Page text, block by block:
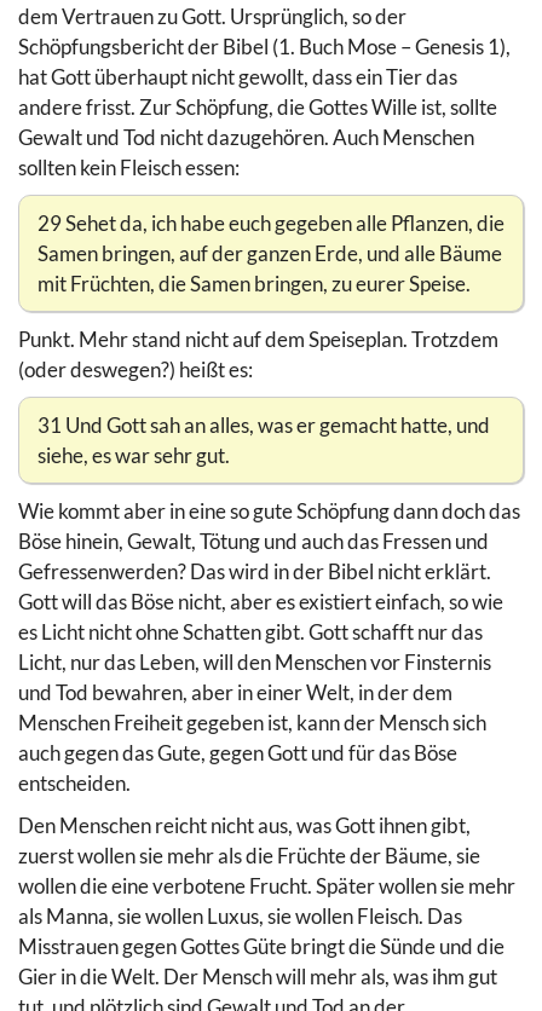
dem Vertrauen zu Gott. Ursprünglich, so der
Schöpfungsbericht der Bibel (1. Buch Mose – Genesis 1),
hat Gott überhaupt nicht gewollt, dass ein Tier das
andere frisst. Zur Schöpfung, die Gottes Wille ist, sollte
Gewalt und Tod nicht dazugehören. Auch Menschen
sollten kein Fleisch essen:
29 Sehet da, ich habe euch gegeben alle Pflanzen, die
Samen bringen, auf der ganzen Erde, und alle Bäume
mit Früchten, die Samen bringen, zu eurer Speise.
Punkt. Mehr stand nicht auf dem Speiseplan. Trotzdem
(oder deswegen?) heißt es:
31 Und Gott sah an alles, was er gemacht hatte, und
siehe, es war sehr gut.
Wie kommt aber in eine so gute Schöpfung dann doch das
Böse hinein, Gewalt, Tötung und auch das Fressen und
Gefressenwerden? Das wird in der Bibel nicht erklärt.
Gott will das Böse nicht, aber es existiert einfach, so wie
es Licht nicht ohne Schatten gibt. Gott schafft nur das
Licht, nur das Leben, will den Menschen vor Finsternis
und Tod bewahren, aber in einer Welt, in der dem
Menschen Freiheit gegeben ist, kann der Mensch sich
auch gegen das Gute, gegen Gott und für das Böse
entscheiden.
Den Menschen reicht nicht aus, was Gott ihnen gibt,
zuerst wollen sie mehr als die Früchte der Bäume, sie
wollen die eine verbotene Frucht. Später wollen sie mehr
als Manna, sie wollen Luxus, sie wollen Fleisch. Das
Misstrauen gegen Gottes Güte bringt die Sünde und die
Gier in die Welt. Der Mensch will mehr als, was ihm gut